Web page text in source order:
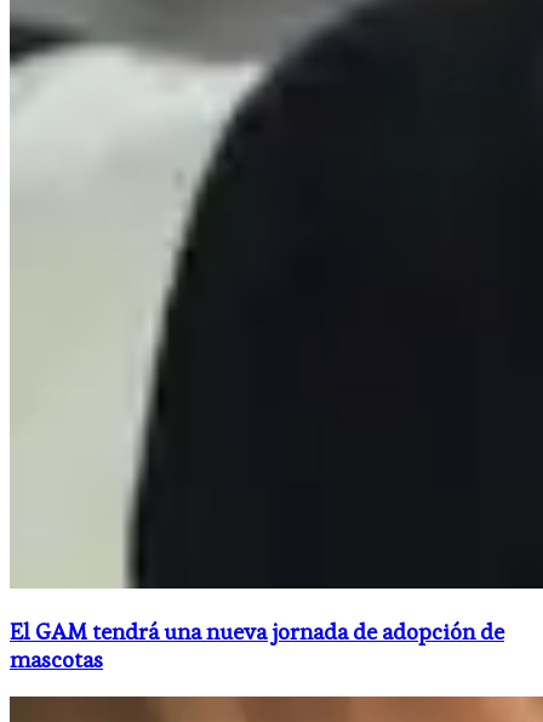
El GAM tendrá una nueva jornada de adopción de
mascotas